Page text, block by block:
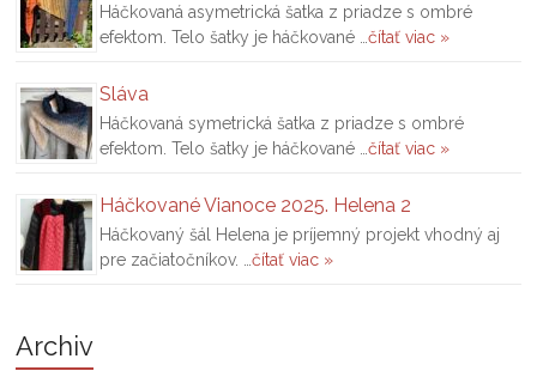
Háčkovaná asymetrická šatka z priadze s ombré
efektom. Telo šatky je háčkované …čítať viac »
Sláva
Háčkovaná symetrická šatka z priadze s ombré
efektom. Telo šatky je háčkované …čítať viac »
Háčkované Vianoce 2025. Helena 2
Háčkovaný šál Helena je príjemný projekt vhodný aj
pre začiatočníkov. …čítať viac »
Archiv